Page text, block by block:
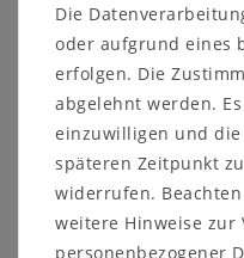
Maße ca.:
Breite: 220,4 cm
Höhe: 235,8 cm
Tiefe: 21,0 cm
Die
oder aufgrund eines
erfolgen. Die
abgelehnt werden.
einzuwilligen und
späteren Zeitpunkt
widerrufen.
weitere Hinweise zur
personenbezogener